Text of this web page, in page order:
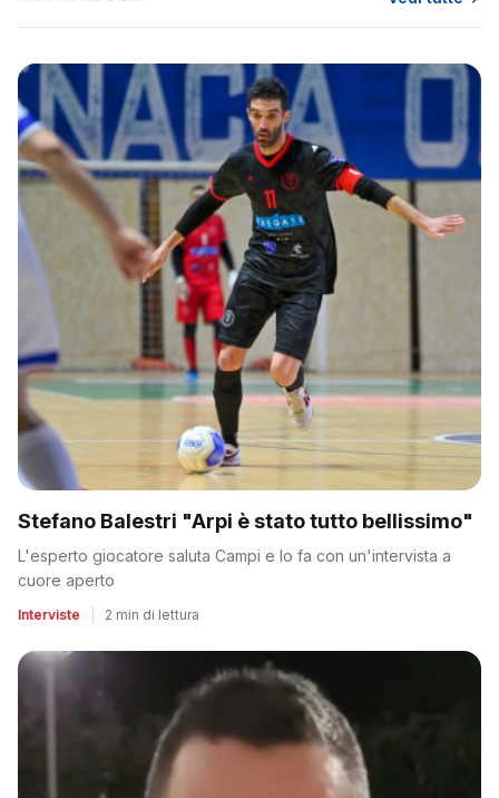
Stefano Balestri "Arpi è stato tutto bellissimo"
L'esperto giocatore saluta Campi e lo fa con un'intervista a
cuore aperto
Interviste 2 min di lettura